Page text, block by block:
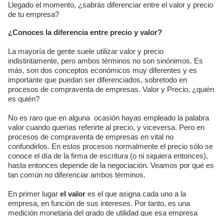
Llegado el momento, ¿sabrás diferenciar entre el valor y precio
de tu empresa?
¿Conoces la diferencia entre precio y valor?
La mayoría de gente suele utilizar valor y precio
indistintamente, pero ambos términos no son sinónimos. Es
más, son dos conceptos económicos muy diferentes y es
importante que puedan ser diferenciados, sobretodo en
procesos de compraventa de empresas. Valor y Precio, ¿quién
es quién?
No es raro que en alguna ocasión hayas empleado la palabra
valor cuando querías referirte al precio, y viceversa. Pero en
procesos de compraventa de empresas en vital no
confundirlos. En estos procesos normalmente el precio sólo se
conoce el día de la firma de escritura (o ni siquiera entonces),
hasta entonces depende de la negociación. Veamos por qué es
tan común no diferenciar ambos términos.
En primer lugar el valor es el que asigna cada uno a la
empresa, en función de sus intereses. Por tanto, es una
medición monetaria del grado de utilidad que esa empresa